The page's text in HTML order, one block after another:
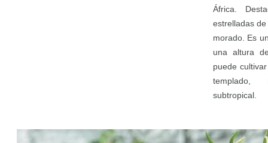
África.
estrelladas
morado. Es
una altura
puede
templado,
subtropical.